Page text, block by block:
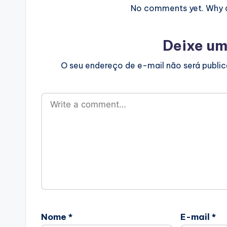
No comments yet. Why
Deixe
O seu endereço de e-mail não será
Nome * E-mail *